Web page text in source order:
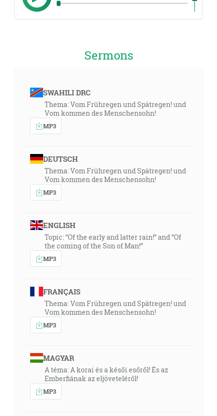
Sermons
SWAHILI DRC
Thema: Vom Frühregen und Spätregen! und
Vom kommen des Menschensohn!
MP3
DEUTSCH
Thema: Vom Frühregen und Spätregen! und
Vom kommen des Menschensohn!
MP3
ENGLISH
Topic: “Of the early and latter rain!” and “Of
the coming of the Son of Man!”
MP3
FRANÇAIS
Thema: Vom Frühregen und Spätregen! und
Vom kommen des Menschensohn!
MP3
MAGYAR
A téma: A korai és a késői esőről! És az
Emberfiának az eljöveteléről!
MP3